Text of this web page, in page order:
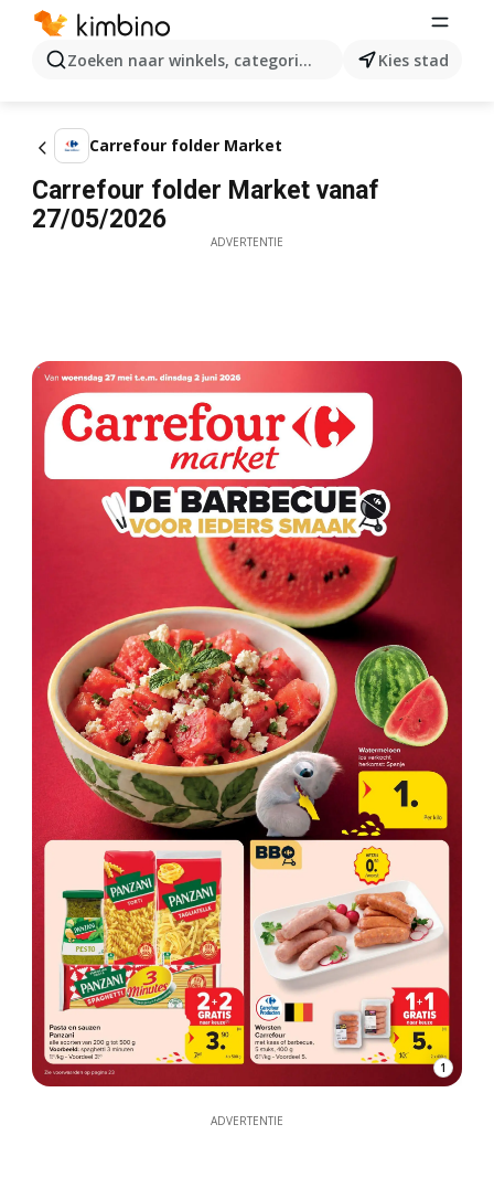
Zoeken naar winkels, categorieën, producten...
Kies stad
Carrefour folder Market
Carrefour folder Market vanaf
27/05/2026
ADVERTENTIE
1
ADVERTENTIE